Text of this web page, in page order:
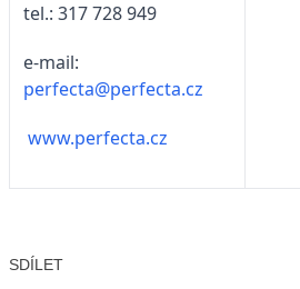
tel.: 317 728 949
e-mail:
perfecta@perfecta.cz
www.perfecta.cz
SDÍLET